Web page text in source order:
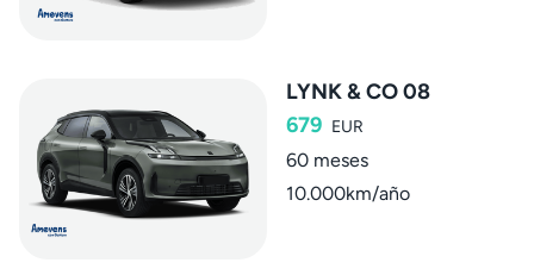
LYNK & CO 08
679 EUR
60 meses
10.000km/año